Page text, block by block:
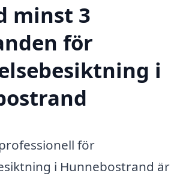
minst 3
för
i
för
i Hunnebostrand är